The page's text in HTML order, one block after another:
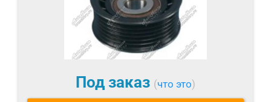
Под заказ (что это)